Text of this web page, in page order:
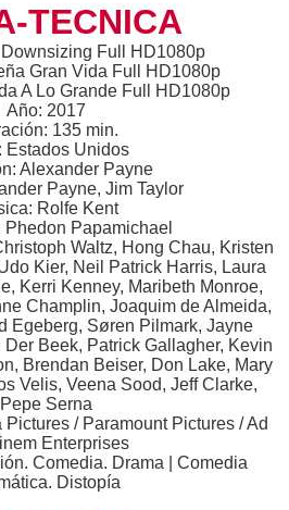
TECNICA
Full HD1080p
Gran Vida Full HD1080p
A Lo Grande Full HD1080p
Año: 2017
135 min.
Estados Unidos
Alexander Payne
Payne, Jim Taylor
Rolfe Kent
Phedon Papamichael
Waltz, Hong Chau, Kristen
Kier, Neil Patrick Harris, Laura
Kerri Kenney, Maribeth Monroe,
Champlin, Joaquim de Almeida,
Egeberg, Søren Pilmark, Jayne
Beek, Patrick Gallagher, Kevin
Brendan Beiser, Don Lake, Mary
Velis, Veena Sood, Jeff Clarke,
Pepe Serna
/ Paramount Pictures / Ad
Enterprises
Comedia. Drama | Comedia
Distopía